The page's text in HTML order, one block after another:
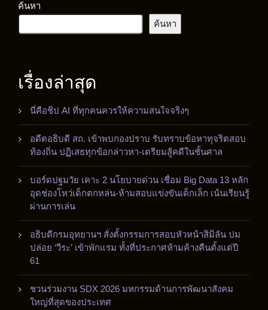
ค้นหา
ค้นหา
เรื่องล่าสุด
นี่คือชิป AI ที่ทุกคนควรให้ความสนใจจริงๆ
อดีตอธิบดี สถ. เข้าพบกองปราบ รับทราบข้อหาทุจริตสอบ
ท้องถิ่น ปฏิเสธทุกข้อกล่าวหา-เตรียมสู้คดีในชั้นศาล
บอร์ดปฐมวัย เคาะ 2 นโยบายด่วน เชื่อม Big Data 13 หลัก
อุดช่องโหว่เด็กตกหล่น-ห้ามสอบแข่งขันเด็กเล็ก เน้นเรียนรู้
ผ่านการเล่น
อธิบดีกรมอุทยานฯ สั่งตั้งกรรมการสอบหัวหน้าสิมิลัน ปม
ปล่อย ‘วีระ’ เข้าพักแรม ทั้งที่ประกาศห้ามค้างคืนตั้งแต่ปี
61
ชวนร่วมงาน SDX 2026 มหกรรมด้านการพัฒนาสังคม
ใหญ่ที่สุดของประเทศ